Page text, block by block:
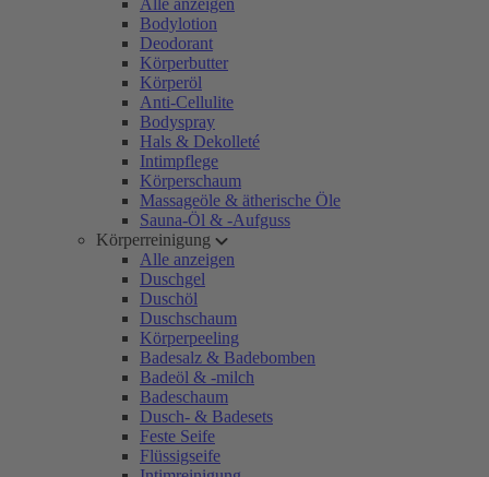
Alle anzeigen
Bodylotion
Deodorant
Körperbutter
Körperöl
Anti-Cellulite
Bodyspray
Hals & Dekolleté
Intimpflege
Körperschaum
Massageöle & ätherische Öle
Sauna-Öl & -Aufguss
Körperreinigung
Alle anzeigen
Duschgel
Duschöl
Duschschaum
Körperpeeling
Badesalz & Badebomben
Badeöl & -milch
Badeschaum
Dusch- & Badesets
Feste Seife
Flüssigseife